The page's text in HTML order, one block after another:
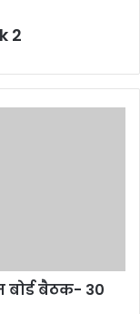
2
बैठक- 30